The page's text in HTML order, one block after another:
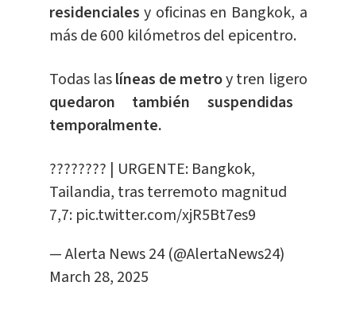
residencialesy oficinas en Bangkok, a
más de 600 kilómetros del epicentro.
Todas laslíneas de metroy tren ligero
quedaron también suspendidas
temporalmente.
???????? | URGENTE: Bangkok,
Tailandia, tras terremoto magnitud
7,7: pic.twitter.com/xjR5Bt7es9
— Alerta News 24 (@AlertaNews24)
March 28, 2025